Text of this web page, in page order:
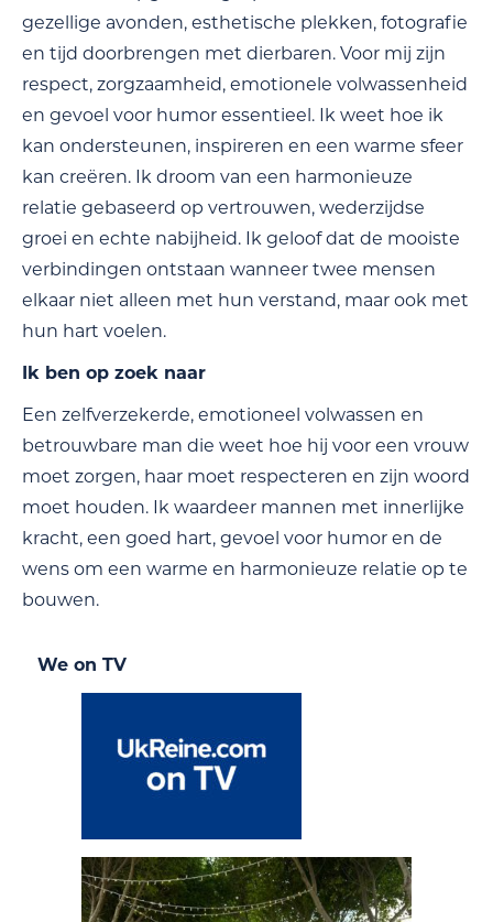
gezellige avonden, esthetische plekken, fotografie
en tijd doorbrengen met dierbaren. Voor mij zijn
respect, zorgzaamheid, emotionele volwassenheid
en gevoel voor humor essentieel. Ik weet hoe ik
kan ondersteunen, inspireren en een warme sfeer
kan creëren. Ik droom van een harmonieuze
relatie gebaseerd op vertrouwen, wederzijdse
groei en echte nabijheid. Ik geloof dat de mooiste
verbindingen ontstaan wanneer twee mensen
elkaar niet alleen met hun verstand, maar ook met
hun hart voelen.
Ik ben op zoek naar
Een zelfverzekerde, emotioneel volwassen en
betrouwbare man die weet hoe hij voor een vrouw
moet zorgen, haar moet respecteren en zijn woord
moet houden. Ik waardeer mannen met innerlijke
kracht, een goed hart, gevoel voor humor en de
wens om een warme en harmonieuze relatie op te
bouwen.
We on TV